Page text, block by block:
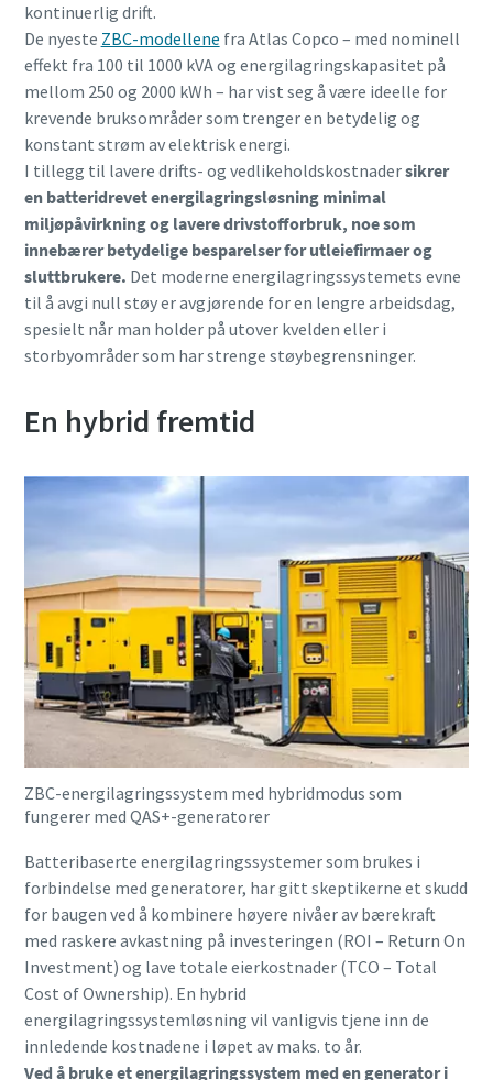
kontinuerlig drift.
De nyeste ZBC-modellene fra Atlas Copco – med nominell
effekt fra 100 til 1000 kVA og energilagringskapasitet på
mellom 250 og 2000 kWh – har vist seg å være ideelle for
krevende bruksområder som trenger en betydelig og
konstant strøm av elektrisk energi.
I tillegg til lavere drifts- og vedlikeholdskostnadersikrer
en batteridrevet energilagringsløsning minimal
miljøpåvirkning og lavere drivstofforbruk, noe som
innebærer betydelige besparelser for utleiefirmaer og
sluttbrukere. Det moderne energilagringssystemets evne
til å avgi null støy er avgjørende for en lengre arbeidsdag,
spesielt når man holder på utover kvelden eller i
storbyområder som har strenge støybegrensninger.
En hybrid fremtid
ZBC-energilagringssystem med hybridmodus som
fungerer med QAS+-generatorer
Batteribaserte energilagringssystemer som brukes i
forbindelse med generatorer, har gitt skeptikerne et skudd
for baugen ved å kombinere høyere nivåer av bærekraft
med raskere avkastning på investeringen (ROI – Return On
Investment) og lave totale eierkostnader (TCO – Total
Cost of Ownership). En hybrid
energilagringssystemløsning vil vanligvis tjene inn de
innledende kostnadene i løpet av maks. to år.
Ved å bruke et energilagringssystem med en generator i